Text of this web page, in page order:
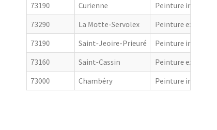
73190
Curienne
Peinture
73290
La Motte-Servolex
Peinture
73190
Saint-Jeoire-Prieuré
Peinture
73160
Saint-Cassin
Peinture
73000
Chambéry Peinture